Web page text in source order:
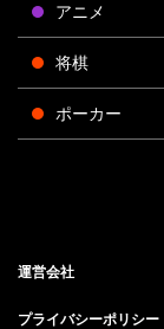
アニメ
将棋
ポーカー
運営会社
プライバシーポリシー